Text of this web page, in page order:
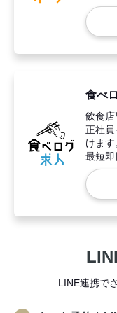
食べ
飲食店
正社
けます
最短即
LINE連携で